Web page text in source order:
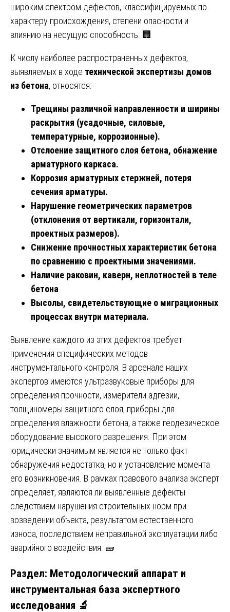
широким спектром дефектов, классифицируемых по
характеру происхождения, степени опасности и
влиянию на несущую способность. 🏢
К числу наиболее распространенных дефектов,
выявляемых в ходе технической экспертизы домов
из бетона, относятся:
Трещины различной направленности и ширины
раскрытия (усадочные, силовые,
температурные, коррозионные).
Отслоение защитного слоя бетона, обнажение
арматурного каркаса.
Коррозия арматурных стержней, потеря
сечения арматуры.
Нарушение геометрических параметров
(отклонения от вертикали, горизонтали,
проектных размеров).
Снижение прочностных характеристик бетона
по сравнению с проектными значениями.
Наличие раковин, каверн, неплотностей в теле
бетона
Высолы, свидетельствующие о миграционных
процессах внутри материала.
Выявление каждого из этих дефектов требует
применения специфических методов
инструментального контроля. В арсенале наших
экспертов имеются ультразвуковые приборы для
определения прочности, измерители адгезии,
толщиномеры защитного слоя, приборы для
определения влажности бетона, а также геодезическое
оборудование высокого разрешения. При этом
юридически значимым является не только факт
обнаружения недостатка, но и установление момента
его возникновения. В рамках правового анализа эксперт
определяет, являются ли выявленные дефекты
следствием нарушения строительных норм при
возведении объекта, результатом естественного
износа, последствием неправильной эксплуатации либо
аварийного воздействия. 🧱
Раздел: Методологический аппарат и
инструментальная база экспертного
исследования 🔬